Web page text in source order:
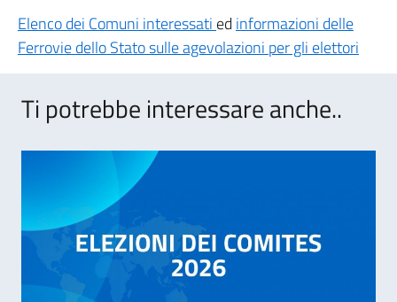
Elenco dei Comuni interessati ed informazioni delle
Ferrovie dello Stato sulle agevolazioni per gli elettori
Ti potrebbe interessare anche..